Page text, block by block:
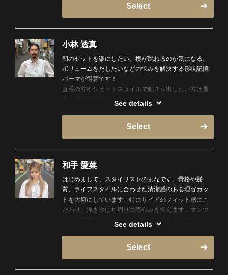
こんな見た目ですがフェードカットもバッチリお任せ
ください！
趣味は楽器演奏と読書です。
最近は岩盤浴にもハマってます。
是非悩み等なんでもお聞かせください。
よろしくお願いします。
Select
小林 透真
朝のセットを楽にしたい、横が跳ねるのが気になる、
ボリュームをだしたいなどの悩みを解決する形状記憶
パーマが得意です！
直毛の方やショートスタイルで動きを出したい方は是
See details
Select
和手 愛菜
はじめまして、スタイリストのまなです。骨格や髪
質、ライフスタイルに合わせた清潔感のある理容カッ
トを大切にしています。特にサイドのフィット感にこ
だわり、浮きやはち周りの膨らみを抑えます。マンツ
See details
Select